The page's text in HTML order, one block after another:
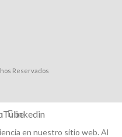
Reservados
linkedin
en nuestro sitio web. Al